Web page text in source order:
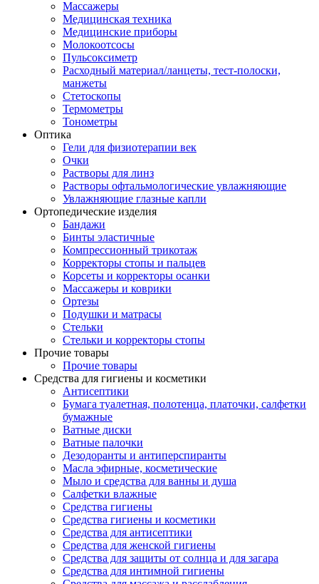
Массажеры
Медицинская техника
Медицинские приборы
Молокоотсосы
Пульсоксиметр
Расходный материал/ланцеты, тест-полоски,
манжеты
Стетоскопы
Термометры
Тонометры
Оптика
Гели для физиотерапии век
Очки
Растворы для линз
Растворы офтальмологические увлажняющие
Увлажняющие глазные капли
Ортопедические изделия
Бандажи
Бинты эластичные
Компрессионный трикотаж
Корректоры стопы и пальцев
Корсеты и корректоры осанки
Массажеры и коврики
Ортезы
Подушки и матрасы
Стельки
Стельки и корректоры стопы
Прочие товары
Прочие товары
Средства для гигиены и косметики
Антисептики
Бумага туалетная, полотенца, платочки, салфетки
бумажные
Ватные диски
Ватные палочки
Дезодоранты и антиперспиранты
Масла эфирные, косметические
Мыло и средства для ванны и душа
Салфетки влажные
Средства гигиены
Средства гигиены и косметики
Средства для антисептики
Средства для женской гигиены
Средства для защиты от солнца и для загара
Средства для интимной гигиены